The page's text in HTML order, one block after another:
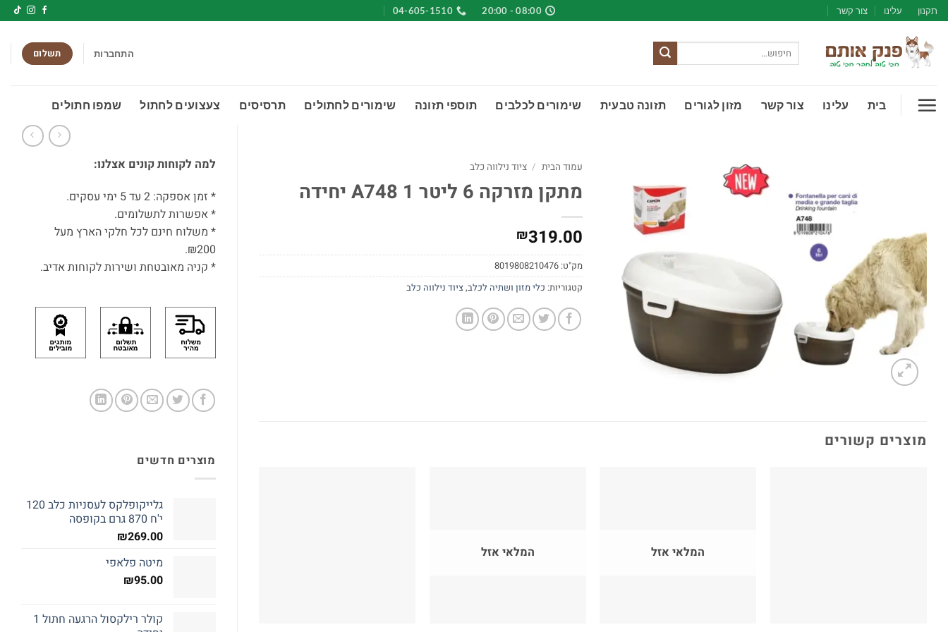
Skip
to
content
תקנון עלינו צור קשר 08:00 - 20:00
04-605-1510
עבור:
התחברות תשלום
בית עלינו צור קשר מזון לגורים תזונה טבעית שימורים לכלבים תוספי תזונה שימורים לחתולים תרסיסים צעצועים לחתול שמפו חתולים
למה לקוחות קונים אצלנו:
* זמן אספקה: 2 עד 5 ימי עסקים.
* אפשרות לתשלומים.
* משלוח חינם לכל חלקי הארץ מעל
₪200.
* קניה מאובטחת ושירות לקוחות אדיב.
מוצרים חדשים
גלייקופלקס לעסניות כלב 120
י'ח 870 גרם בקופסה
₪269.00
מיטה פלאפי
₪95.00
קולר רילקסול הרגעה חתול 1
עמוד הבית / ציוד נילווה כלב
מתקן מזרקה 6 ליטר A748 1 יחידה
₪319.00
מק"ט:8019808210476
קטגוריות: כלי מזון ושתיה לכלב,ציוד נילווה כלב
מוצרים קשורים
המלאי אזל המלאי אזל